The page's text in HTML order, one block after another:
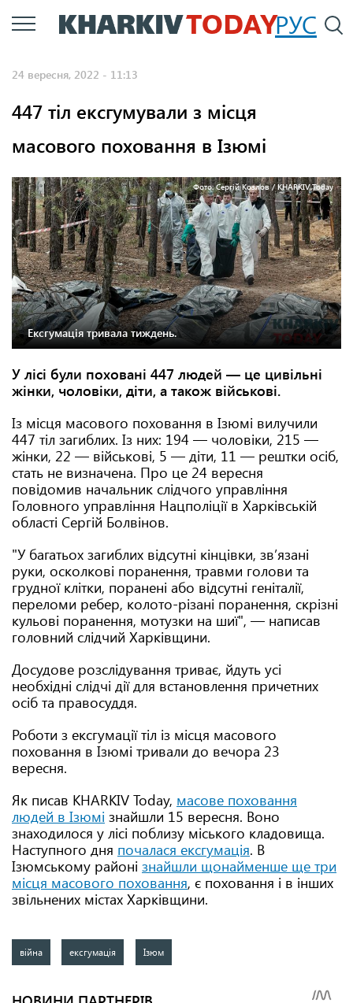
Перейти
до
РУС
24 вересня, 2022 - 11:13
447 тіл ексгумували з місця
масового поховання в Ізюмі
Фото: Сергій Козлов / KHARKIV Today
Ексгумація тривала тиждень.
У лісі були поховані 447 людей — це цивільні
жінки, чоловіки, діти, а також військові.
Із місця масового поховання в Ізюмі вилучили
447 тіл загиблих. Із них: 194 — чоловіки, 215 —
жінки, 22 — військові, 5 — діти, 11 — рештки осіб,
стать не визначена. Про це 24 вересня
повідомив начальник слідчого управління
Головного управління Нацполіції в Харківській
області Сергій Болвінов.
"У багатьох загиблих відсутні кінцівки, зв’язані
руки, осколкові поранення, травми голови та
грудної клітки, поранені або відсутні геніталії,
переломи ребер, колото-різані поранення, скрізні
кульові поранення, мотузки на шиї", — написав
головний слідчий Харківщини.
Досудове розслідування триває, йдуть усі
необхідні слідчі дії для встановлення причетних
осіб та правосуддя.
Роботи з ексгумації тіл із місця масового
поховання в Ізюмі тривали до вечора 23
вересня.
Як писав KHARKIV Today, масове поховання
людей в Ізюмі знайшли 15 вересня. Воно
знаходилося у лісі поблизу міського кладовища.
Наступного дня почалася ексгумація. В
Ізюмському районі знайшли щонайменше ще три
місця масового поховання, є поховання і в інших
звільнених містах Харківщини.
війна ексгумація Ізюм